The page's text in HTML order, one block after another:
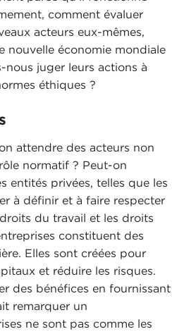
comment évaluer
acteurs eux-mêmes,
nouvelle économie mondiale
juger leurs actions à
éthiques ?
attendre des acteurs non
normatif ? Peut-on
entités privées, telles que les
à définir et à faire respecter
du travail et les droits
constituent des
Elles sont créées pour
et réduire les risques.
des bénéfices en fournissant
remarquer un
ne sont pas comme les